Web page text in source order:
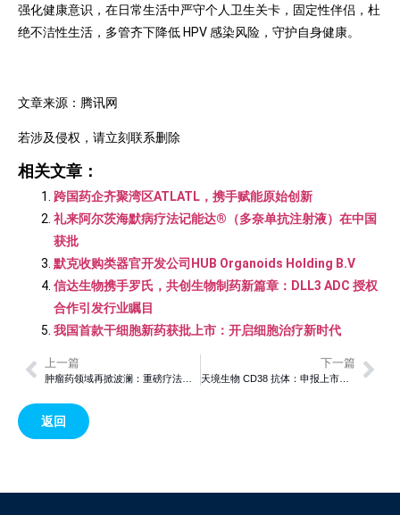
强化健康意识，在日常生活中严守个人卫生关卡，固定性伴侣，杜
绝不洁性生活，多管齐下降低 HPV 感染风险，守护自身健康。
文章来源：腾讯网
若涉及侵权，请立刻联系删除
相关文章：
跨国药企齐聚湾区ATLATL，携手赋能原始创新
礼来阿尔茨海默病疗法记能达®（多奈单抗注射液）在中国
获批
默克收购类器官开发公司HUB Organoids Holding B.V
信达生物携手罗氏，共创生物制药新篇章：DLL3 ADC 授权
合作引发行业瞩目
我国首款干细胞新药获批上市：开启细胞治疗新时代
上一篇 下一篇
天境生物 CD38 抗体：申报上市，点亮肿瘤及肾病治疗新曙光
返回